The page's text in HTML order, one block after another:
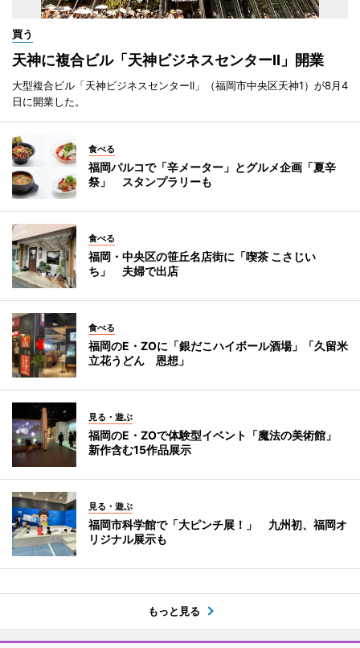
買う
天神に複合ビル「天神ビジネスセンターII」開業
大型複合ビル「天神ビジネスセンターII」（福岡市中央区天神1）が8月4
日に開業した。
食べる
福岡パルコで「辛メーター」とグルメ企画「夏辛
祭」 スタンプラリーも
食べる
福岡・中央区の笹丘名店街に「喫茶 こさじい
ち」 夫婦で出店
食べる
福岡のE・ZOに「銀だこハイボール酒場」「久留米
立花うどん 恩想」
見る・遊ぶ
福岡のE・ZOで体験型イベント「魔法の美術館」
新作含む15作品展示
見る・遊ぶ
福岡市科学館で「大ピンチ展！」 九州初、福岡オ
リジナル展示も
もっと見る